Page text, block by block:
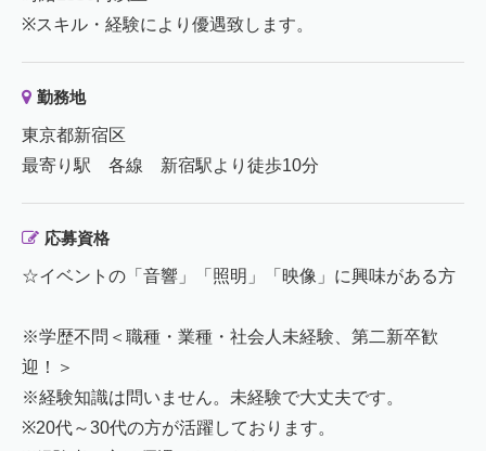
※スキル・経験により優遇致します。
勤務地
東京都新宿区
最寄り駅 各線 新宿駅より徒歩10分
応募資格
☆イベントの「音響」「照明」「映像」に興味がある方
※学歴不問＜職種・業種・社会人未経験、第二新卒歓
迎！＞
※経験知識は問いません。未経験で大丈夫です。
※20代～30代の方が活躍しております。